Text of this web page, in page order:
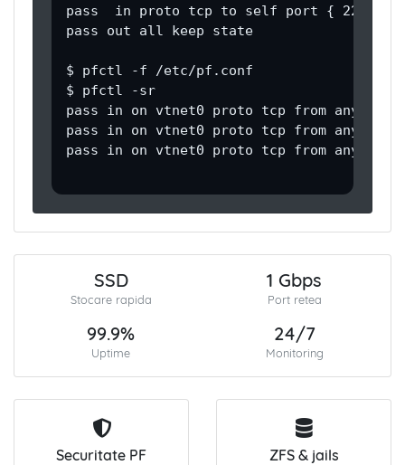
pass  in proto tcp to self port { 22 80
pass out all keep state
$ pfctl -f /etc/pf.conf
$ pfctl -sr
pass in on vtnet0 proto tcp from any to
pass in on vtnet0 proto tcp from any to
pass in on vtnet0 proto tcp from any to
SSD
Stocare rapida
1 Gbps
Port retea
99.9%
Uptime
24/7
Monitoring
Securitate PF
ZFS & jails